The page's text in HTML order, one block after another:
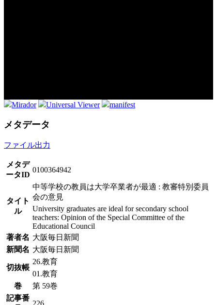
Mirador Universal Viewer manifest
メタデータ
ファイル出力
メタデ
ータID
0100364942
タイト
ル
中等学校の教員は大学卒業者が最適 : 教審特別委員
会の意見
University graduates are ideal for secondary school
teachers: Opinion of the Special Committee of the
Educational Council
著者名 大阪毎日新聞
新聞名 大阪毎日新聞
切抜帳
26.教育
01.教育
巻
第 59巻
記事番
226